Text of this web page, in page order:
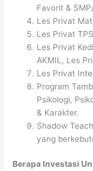
Favorit &
Les Privat
Les Privat
Les Privat
AKMIL, Les
Les Privat
Program
Psikologi,
& Karakter.
Shadow
yang
Berapa Investasi